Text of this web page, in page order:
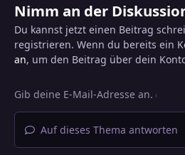
Nimm an der
Du kannst jetzt einen Beitrag
registrieren. Wenn du bereits ein
an, um den Beitrag über dein
Auf dieses Thema antworten